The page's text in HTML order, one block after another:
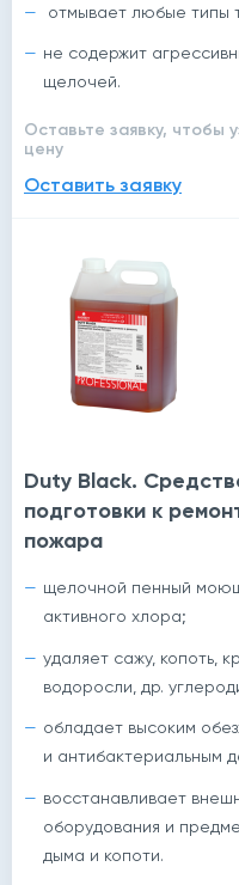
отмывает любые типы
не содержит
щелочей.
Оставьте заявку, чтобы
цену
Оставить заявку
Duty Black.
подготовки к
пожара
щелочной пенный
активного хлора;
удаляет сажу, копоть,
водоросли, др.
обладает высоким
и антибактериальным
восстанавливает
оборудования и
дыма и копоти.